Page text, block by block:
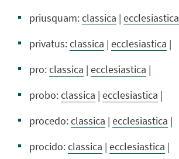
priusquam:classica | ecclesiastica
privatus:classica | ecclesiastica |
pro:classica | ecclesiastica |
probo:classica | ecclesiastica |
procedo:classica | ecclesiastica |
procido:classica | ecclesiastica |